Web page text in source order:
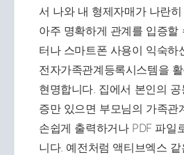
서 나와 내 형제자매가 나란
아주 명확하게 관계를 입증할
터나 스마트폰 사용이 익숙하
전자가족관계등록시스템을
현명합니다. 집에서 본인의
증만 있으면 부모님의 가족관
손쉽게 출력하거나 PDF 파일
니다. 예전처럼 액티브엑스